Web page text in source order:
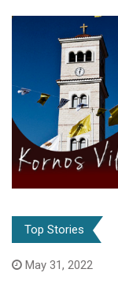
Top Stories
May 31, 2022